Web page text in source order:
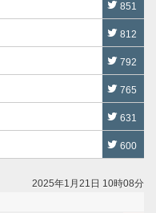
851
812
792
765
631
600
2025年1月21日 10時08分